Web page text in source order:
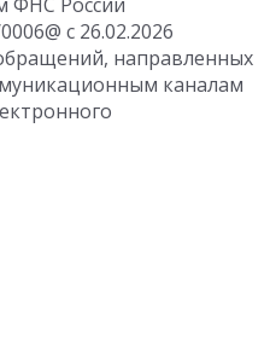
с 26.02.2026
направленных
каналам